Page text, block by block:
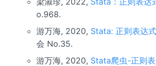
o.968.
游万海, 2020, Stata: 正则表达
会 No.35.
游万海, 2020, Stata爬虫-正则